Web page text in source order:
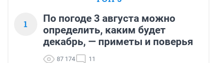
1
По погоде 3 августа можно
определить, каким будет
декабрь, — приметы и поверья
87 174 11